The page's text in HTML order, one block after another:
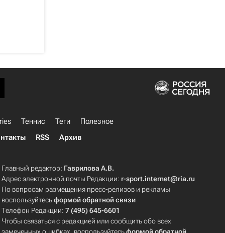
Теннис Теги
Полезное
RSS Архив
Главный редактор: Гаврилова А.В.
Адрес электронной почты Редакции: r-sport.internet@ria.ru
По вопросам размещения пресс-релизов и рекламы
воспользуйтесьформой обратной связи
Телефон Редакции:7 (495) 645-6601
Чтобы связаться с редакцией или сообщить обо всех